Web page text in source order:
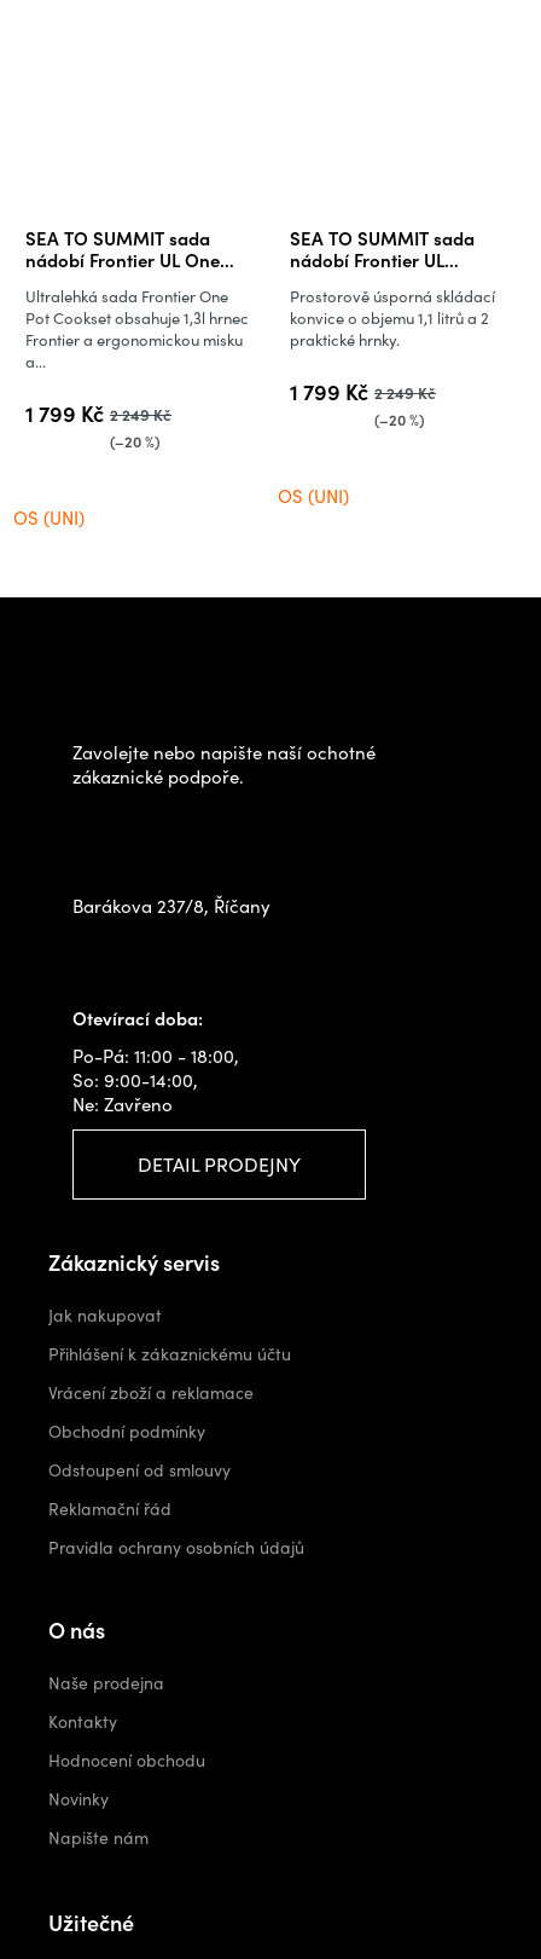
SEA TO SUMMIT sada
nádobí Frontier UL One
litry Pot w/ M Bowl a Ins
Mug
1 799 Kč 2 249 Kč
(–20 %)
Ultralehká sada Frontier One
Pot Cookset obsahuje 1,3l hrnec
Frontier a ergonomickou misku
a...
OS (UNI)
SEA TO SUMMIT sada
nádobí Frontier UL
- 3 kusy
1 799 Kč 2 249 Kč
(–20 %)
Prostorově úsporná skládací
konvice o objemu 1,1 litrů a 2
praktické hrnky.
OS (UNI)
Z
Zavolejte nebo napište naší ochotné
zákaznické podpoře.
Barákova 237/8, Říčany
Otevírací doba:
Po-Pá: 11:00 - 18:00,
So: 9:00-14:00,
Ne: Zavřeno
DETAIL PRODEJNY
Zákaznický servis
Jak nakupovat
Přihlášení k zákaznickému účtu
Vrácení zboží a reklamace
Obchodní podmínky
Odstoupení od smlouvy
Reklamační řád
Pravidla ochrany osobních údajů
O nás
Naše prodejna
Kontakty
Hodnocení obchodu
Novinky
Napište nám
Užitečné